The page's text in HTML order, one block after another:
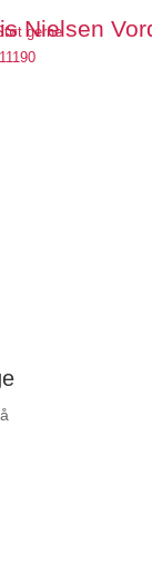
gerne
Nielsen